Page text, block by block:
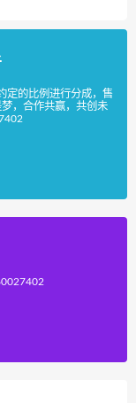
定的比例进行分成，售
，合作共赢，共创未